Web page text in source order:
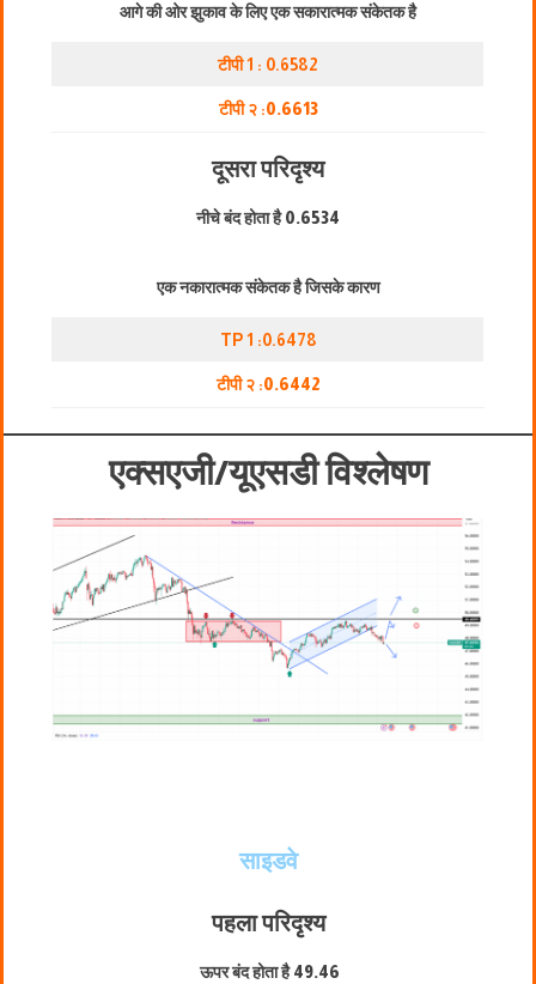
आगे की ओर झुकाव के लिए एक सकारात्मक संकेतक है
टीपी 1 : 0.6582
टीपी २ :0.6613
दूसरा परिदृश्य
नीचे बंद होता है0.6534
एक नकारात्मक संकेतक है जिसके कारण
TP 1 :0.6478
टीपी २ :0.6442
एक्सएजी/यूएसडीविश्लेषण
साइडवे
पहला परिदृश्य
ऊपर बंद होता है49.46